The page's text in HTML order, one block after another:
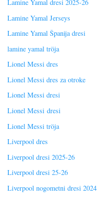
Lamine Yamal dresi 2025-26
Lamine Yamal Jerseys
Lamine Yamal Španija dresi
lamine yamal tröja
Lionel Messi dres
Lionel Messi dres za otroke
Lionel Messi dresi
Lionel Messi dresi
Lionel Messi tröja
Liverpool dres
Liverpool dresi 2025-26
Liverpool dresi 25-26
Liverpool nogometni dresi 2024